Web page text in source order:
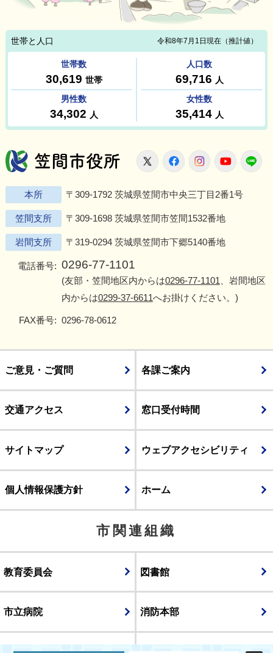
笠間市役所
X FacebookInstagram
本所 〒309-1792 茨城県笠間市中央三丁目2番1号
笠間支所 〒309-1698 茨城県笠間市笠間1532番地
岩間支所 〒319-0294 茨城県笠間市下郷5140番地
電話番号: 0296-77-1101
(友部・笠間地区内からは0296-77-1101 、岩間地区
内からは0299-37-6611へお掛けください。)
FAX番号: 0296-78-0612
ご意見・ご質問 各課ご案内
交通アクセス 窓口受付時間
サイトマップ ウェブアクセシビリティ
個人情報保護方針 ホーム
市関連組織
教育委員会 図書館
市立病院 消防本部